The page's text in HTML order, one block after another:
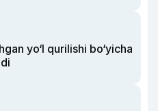
yo‘l qurilishi bo‘yicha